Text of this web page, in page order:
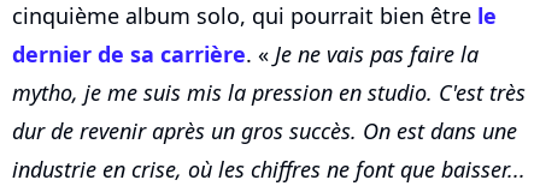
cinquième album solo, qui pourrait bien être le
dernier de sa carrière. « Je ne vais pas faire la
mytho, je me suis mis la pression en studio. C'est très
dur de revenir après un gros succès. On est dans une
industrie en crise, où les chiffres ne font que baisser...